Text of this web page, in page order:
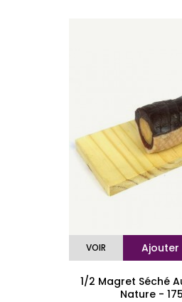
Ajouter
VOIR
1/2 Magret Séché
Nature -